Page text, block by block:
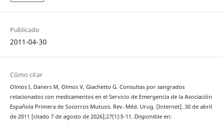
Publicado
2011-04-30
Cómo citar
Olmos I, Daners M, Olmos V, Giachetto G. Consultas por sangrados
relacionados con medicamentos en el Servicio de Emergencia de la Asociación
Española Primera de Socorros Mutuos. Rev. Méd. Urug. [Internet]. 30 de abril
de 2011 [citado 7 de agosto de 2026];27(1):5-11. Disponible en: